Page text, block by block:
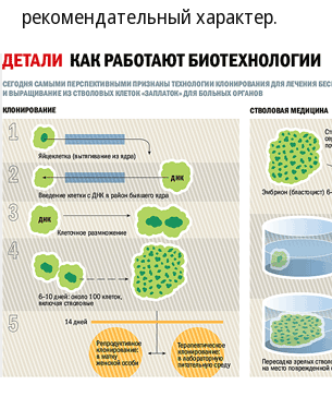
рекомендательный характер.